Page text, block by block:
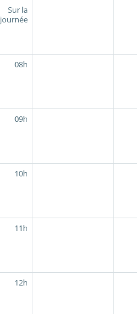
Sur la
journée
08h
09h
10h
11h
12h